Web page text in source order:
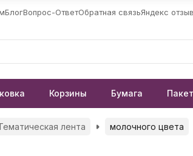
БлогВопрос-ОтветОбратная связьЯндекс
Корзины Бумага
лента молочного цвета